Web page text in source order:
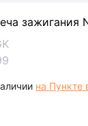
зажигания
на Пункте